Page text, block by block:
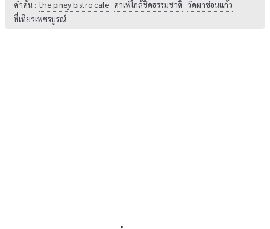
คำค้น : the piney bistro cafe คาเฟ่ใกล้ชิดธรรมชาติ วัดผาซ่อนแก้ว
ที่เทียวเพชรบูรณ์